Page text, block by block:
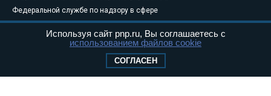
Федеральной службе по надзору в сфере
связи, информационных технологий и
массовых коммуникаций (Роскомнадзор) 05
Свидетельство о регистрации Эл № ФС77-
Используя сайт pnp.ru, Вы соглашаетесь с
использованием файлов cookie
СОГЛАСЕН